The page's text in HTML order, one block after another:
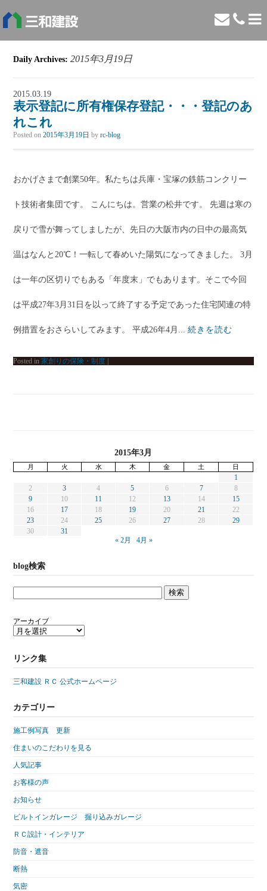
Daily Archives:2015年3月19日
2015.03.19
表示登記に所有権保存登記・・・登記のあ
れこれ
Posted on2015年3月19日 byrc-blog
おかげさまで創業50年。私たちは兵庫・宝塚の鉄筋コンクリー
ト技術者集団です。 こんにちは。営業の松井です。 先週は寒の
戻りで雪が舞ってしましたが、先日の大阪市内の日中の最高気
温はなんと20℃！一転して春めいた陽気になってきました。 3月
は一年の区切りでもある「年度末」でもあります。そこで今回
は平成27年3月31日を以って終了する予定であった住宅関連の特
例措置をおさらいしてみます。 平成26年4月...続きを読む
Posted in家創りの保険・制度
2015年3月
月 火 水 木 金 土 日
1
2
3 4 5 6 7
8
9
10 11 12 13 14
15
16
17 18 19 20 21
22
23
24 25 26 27 28
29
30
31
« 2月
4月 »
blog検索
アーカイブ
リンク集
三和建設 ＲＣ 公式ホームページ
カテゴリー
施工例写真 更新
住まいのこだわりを見る
人気記事
お客様の声
お知らせ
ビルトインガレージ 掘り込みガレージ
ＲＣ設計・インテリア
防音・遮音
断熱
気密